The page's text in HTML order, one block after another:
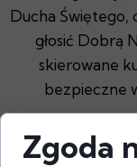
Ducha
głosić Dobrą
skierowane
bezpieczne
Zgoda